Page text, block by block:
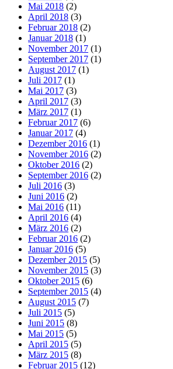
Mai 2018 (2)
April 2018 (3)
Februar 2018 (2)
Januar 2018 (1)
November 2017 (1)
September 2017 (1)
August 2017 (1)
Juli 2017 (1)
Mai 2017 (3)
April 2017 (3)
März 2017 (1)
Februar 2017 (6)
Januar 2017 (4)
Dezember 2016 (1)
November 2016 (2)
Oktober 2016 (2)
September 2016 (2)
Juli 2016 (3)
Juni 2016 (2)
Mai 2016 (11)
April 2016 (4)
März 2016 (2)
Februar 2016 (2)
Januar 2016 (5)
Dezember 2015 (5)
November 2015 (3)
Oktober 2015 (6)
September 2015 (4)
August 2015 (7)
Juli 2015 (5)
Juni 2015 (8)
Mai 2015 (5)
April 2015 (5)
März 2015 (8)
Februar 2015 (12)